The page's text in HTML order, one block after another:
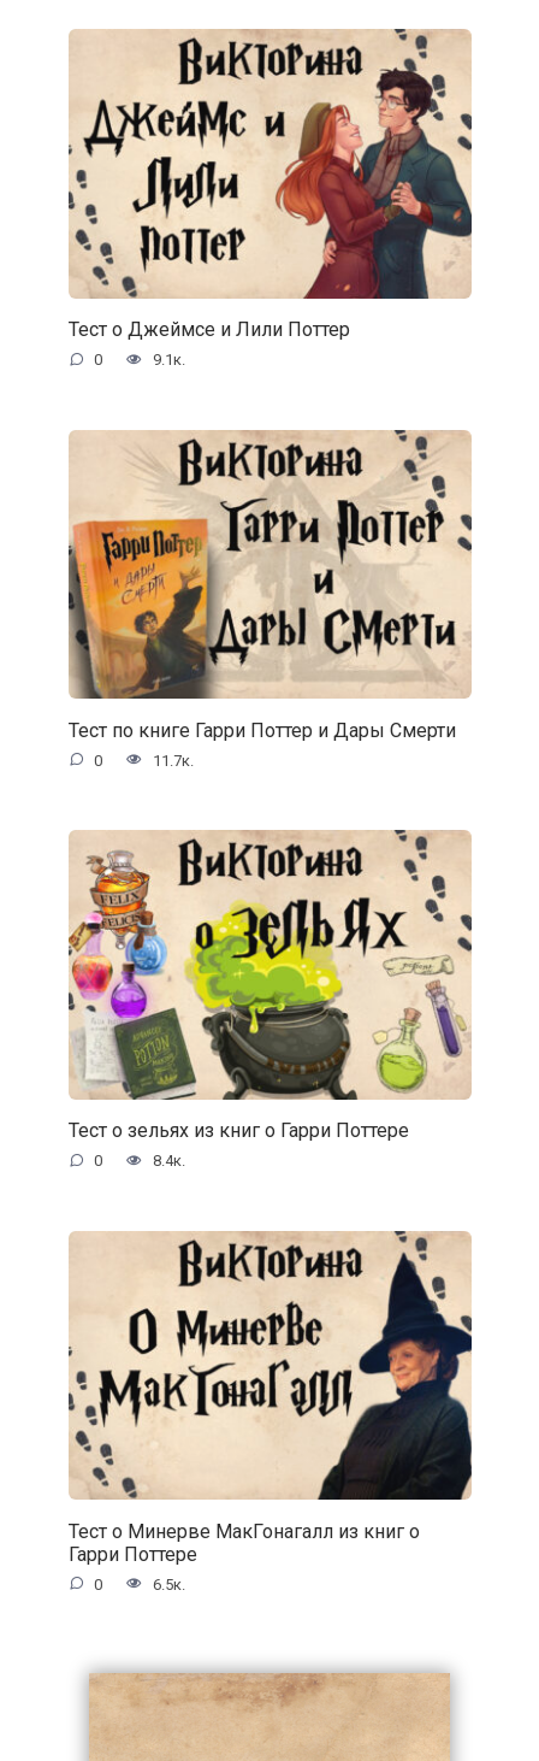
Тест о Джеймсе и Лили Поттер
0 9.1к.
Тест по книге Гарри Поттер и Дары Смерти
0 11.7к.
Тест о зельях из книг о Гарри Поттере
0 8.4к.
Тест о Минерве МакГонагалл из книг о
Гарри Поттере
0 6.5к.